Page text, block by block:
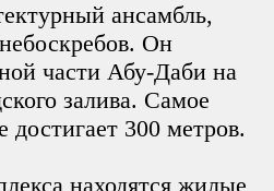
ансамбль,
Он
части Абу-Даби на
залива. Самое
достигает 300 метров.
находятся жилые